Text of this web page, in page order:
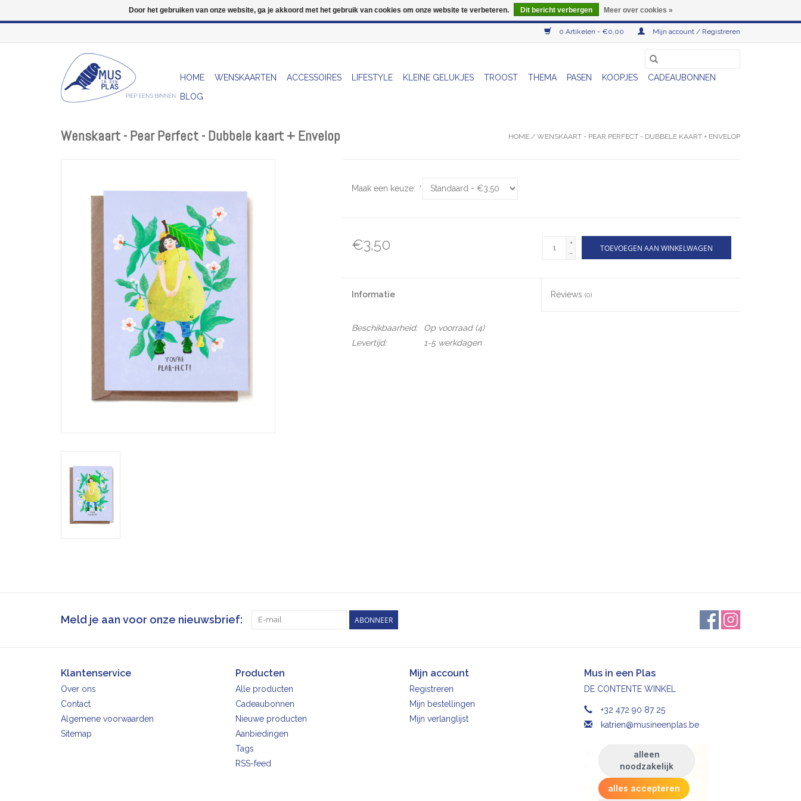
0 Artikelen - €0,00 Mijn account / Registreren
HOME WENSKAARTEN ACCESSOIRES LIFESTYLE KLEINE GELUKJES TROOST THEMA PASEN KOOPJES
CADEAUBONNEN
BLOG
Wenskaart - Pear Perfect - Dubbele kaart + Envelop HOME / WENSKAART - PEAR PERFECT - DUBBELE KAART + ENVELOP
Maak een keuze: *
€3,50
+
-
TOEVOEGEN AAN WINKELWAGEN
Informatie Reviews(0)
Beschikbaarheid: Op voorraad(4)
Levertijd:
1-5 werkdagen
Meld je aan voor onze nieuwsbrief: ABONNEER
Klantenservice
Over ons
Contact
Algemene voorwaarden
Sitemap
Producten
Alle producten
Cadeaubonnen
Nieuwe producten
Aanbiedingen
Tags
RSS-feed
Mijn account
Registreren
Mijn bestellingen
Mijn verlanglijst
Mus in een Plas
DE CONTENTE WINKEL
+32 472 90 87 25
katrien@musineenplas.be
Door het gebruiken van onze website, ga je akkoord met het gebruik van cookies om onze website te verbeteren. Dit bericht verbergen Meer over cookies »
Wij zijn uitzonderlijk gesloten op Do 13/08